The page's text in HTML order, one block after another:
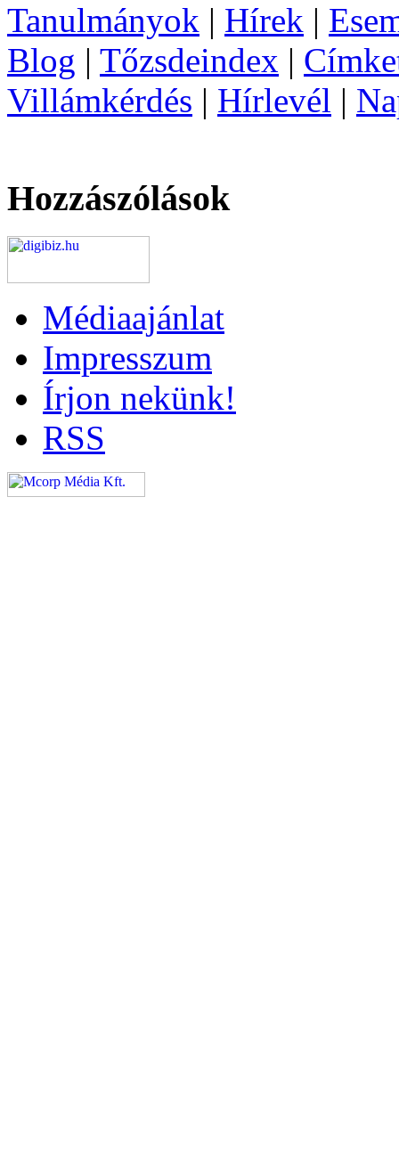
Tanulmányok | Hírek |
Blog | Tőzsdeindex |
Villámkérdés | Hírlevél |
Hozzászólások
Médiaajánlat
Impresszum
Írjon nekünk!
RSS